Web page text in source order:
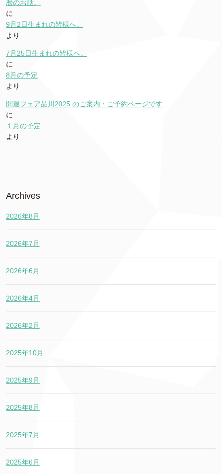
暦のお話。
に
9月2日生まれの皆様へ。
より
7月25日生まれの皆様へ。
に
8月の予定
より
開運フェア品川2025 のご案内・ご予約ページです
に
１月の予定
より
Archives
2026年8月
2026年7月
2026年6月
2026年4月
2026年2月
2025年10月
2025年9月
2025年8月
2025年7月
2025年6月